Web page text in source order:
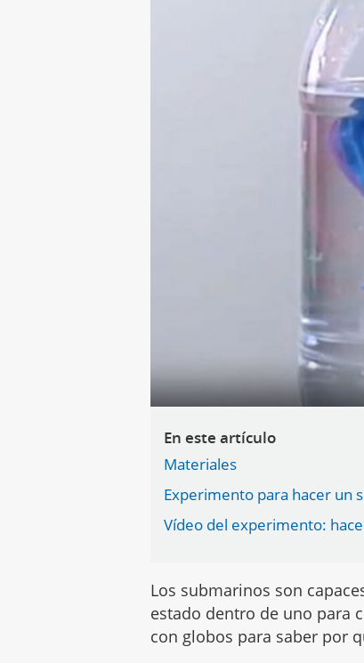
En este artículo
Materiales
Experimento para hacer un
Vídeo del experimento:
Los submarinos son
estado dentro de uno para
con globos para saber por